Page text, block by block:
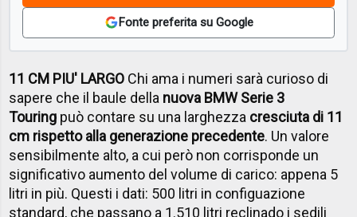
Fonte preferita su Google
11 CM PIU' LARGO Chi ama i numeri sarà curioso di
sapere che il baule della nuova BMW Serie 3
Touring può contare su una larghezza cresciuta di 11
cm rispetto alla generazione precedente. Un valore
sensibilmente alto, a cui però non corrisponde un
significativo aumento del volume di carico: appena 5
litri in più. Questi i dati: 500 litri in configuazione
standard, che passano a 1.510 litri reclinado i sedili